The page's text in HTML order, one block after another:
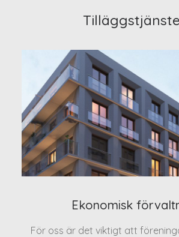
Ekonomisk
För oss är det viktigt att